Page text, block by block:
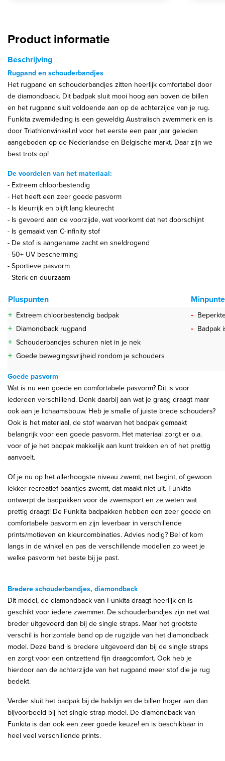
Product informatie
Beschrijving
Rugpand en schouderbandjes
Het rugpand en schouderbandjes zitten heerlijk comfortabel door
de diamondback. Dit badpak sluit mooi hoog aan boven de billen
en het rugpand sluit voldoende aan op de achterzijde van je rug.
Funkita zwemkleding is een geweldig Australisch zwemmerk en is
door Triathlonwinkel.nl voor het eerste een paar jaar geleden
aangeboden op de Nederlandse en Belgische markt. Daar zijn we
best trots op!
De voordelen van het materiaal:
- Extreem chloorbestendig
- Het heeft een zeer goede pasvorm
- Is kleurrijk en blijft lang kleurecht
- Is gevoerd aan de voorzijde, wat voorkomt dat het doorschijnt
- Is gemaakt van C-infinity stof
- De stof is aangename zacht en sneldrogend
- 50+ UV bescherming
- Sportieve pasvorm
- Sterk en duurzaam
Pluspunten
+ Extreem chloorbestendig badpak
+ Diamondback rugpand
+ Schouderbandjes schuren niet in je nek
+ Goede bewegingsvrijheid rondom je schouders
-
- Badpak
Goede pasvorm
Wat is nu een goede en comfortabele pasvorm? Dit is voor
iedereen verschillend. Denk daarbij aan wat je graag draagt maar
ook aan je lichaamsbouw. Heb je smalle of juiste brede schouders?
Ook is het materiaal, de stof waarvan het badpak gemaakt
belangrijk voor een goede pasvorm. Het materiaal zorgt er o.a.
voor of je het badpak makkelijk aan kunt trekken en of het prettig
aanvoelt.
Of je nu op het allerhoogste niveau zwemt, net begint, of gewoon
lekker recreatief baantjes zwemt, dat maakt niet uit. Funkita
ontwerpt de badpakken voor de zwemsport en ze weten wat
prettig draagt! De Funkita badpakken hebben een zeer goede en
comfortabele pasvorm en zijn leverbaar in verschillende
prints/motieven en kleurcombinaties. Advies nodig? Bel of kom
langs in de winkel en pas de verschillende modellen zo weet je
welke pasvorm het beste bij je past.
Bredere schouderbandjes, diamondback
Dit model, de diamondback van Funkita draagt heerlijk en is
geschikt voor iedere zwemmer. De schouderbandjes zijn net wat
breder uitgevoerd dan bij de single straps. Maar het grootste
verschil is horizontale band op de rugzijde van het diamondback
model. Deze band is bredere uitgevoerd dan bij de single straps
en zorgt voor een ontzettend fijn draagcomfort. Ook heb je
hierdoor aan de achterzijde van het rugpand meer stof die je rug
bedekt.
Verder sluit het badpak bij de halslijn en de billen hoger aan dan
bijvoorbeeld bij het single strap model. De diamondback van
Funkita is dan ook een zeer goede keuze! en is beschikbaar in
heel veel verschillende prints.